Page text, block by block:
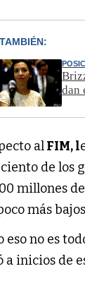
dan
alFIM, l
de los
millones
más
eso no es
a inicios de